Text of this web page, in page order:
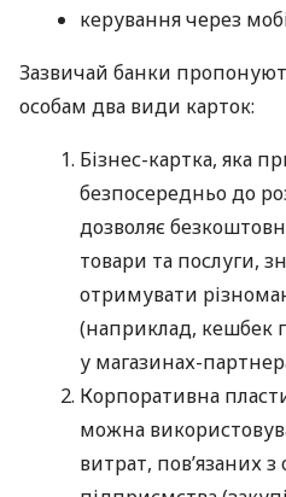
керування через
Зазвичай банки
особам два види карток:
Бізнес-картка, яка
безпосередньо до
дозволяє
товари та послуги,
отримувати
(наприклад, кешбек
у магазинах-
Корпоративна
можна
витрат, пов’язаних